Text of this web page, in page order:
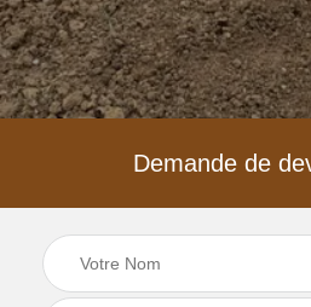
Demande de